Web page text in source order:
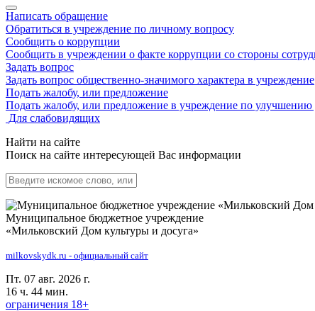
Написать обращение
Обратиться в учреждение по личному вопросу
Сообщить о коррупции
Сообщить в учреждении о факте коррупции со стороны
Задать вопрос
Задать вопрос общественно-значимого характера в учреждение
Подать жалобу, или предложение
Подать жалобу, или предложение в учреждение по улучшению
Для слабовидящих
Найти на сайте
Поиск на сайте интересующей Вас информации
Муниципальное бюджетное учреждение
«Мильковский Дом культуры и досуга»
milkovskydk.ru - официальный сайт
Пт. 07 авг. 2026 г.
16 ч. 44 мин.
ограничения 18+